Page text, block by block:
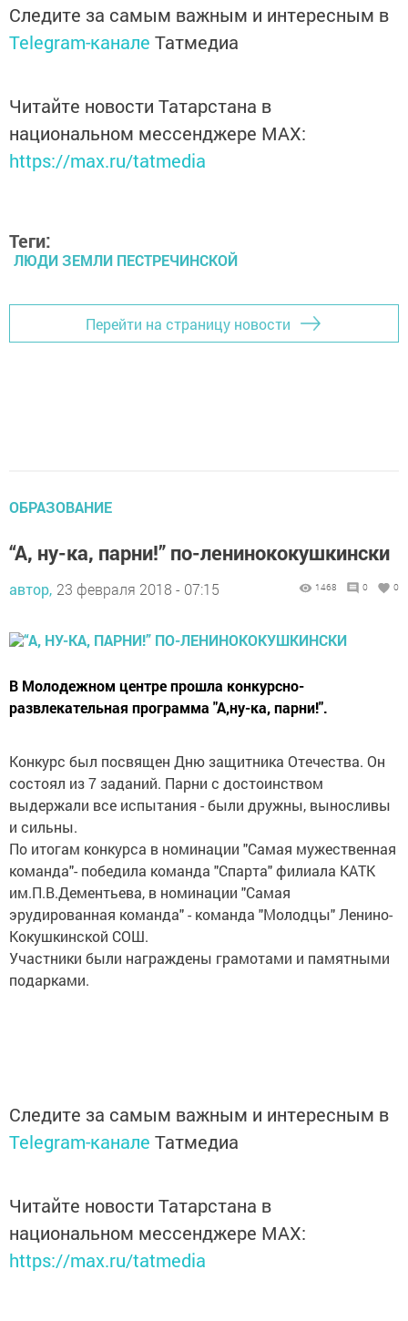
Следите за самым важным и интересным в
Telegram-канале Татмедиа
Читайте новости Татарстана в
национальном мессенджере MАХ:
https://max.ru/tatmedia
Теги:
ЛЮДИ ЗЕМЛИ ПЕСТРЕЧИНСКОЙ
Перейти на страницу новости
ОБРАЗОВАНИЕ
“А, ну-ка, парни!” по-ленинококушкински
автор, 23 февраля 2018 - 07:15 1468 0 0
В Молодежном центре прошла конкурсно-
развлекательная программа "А,ну-ка, парни!".
Конкурс был посвящен Дню защитника Отечества. Он
состоял из 7 заданий. Парни с достоинством
выдержали все испытания - были дружны, выносливы
и сильны.
По итогам конкурса в номинации "Самая мужественная
команда"- победила команда "Спарта" филиала КАТК
им.П.В.Дементьева, в номинации "Самая
эрудированная команда" - команда "Молодцы" Ленино-
Кокушкинской СОШ.
Участники были награждены грамотами и памятными
подарками.
Следите за самым важным и интересным в
Telegram-канале Татмедиа
Читайте новости Татарстана в
национальном мессенджере MАХ:
https://max.ru/tatmedia